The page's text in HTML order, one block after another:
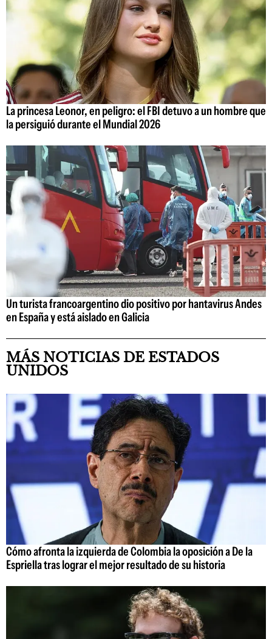
La princesa Leonor, en peligro: el FBI detuvo a un hombre que
la persiguió durante el Mundial 2026
Un turista francoargentino dio positivo por hantavirus Andes
en España y está aislado en Galicia
MÁS NOTICIAS DE ESTADOS
UNIDOS
Cómo afronta la izquierda de Colombia la oposición a De la
Espriella tras lograr el mejor resultado de su historia